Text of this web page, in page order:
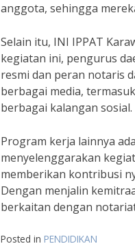
anggota, sehingga
Selain itu, INI IPPAT
kegiatan ini, pengurus
resmi dan peran notaris
berbagai media,
berbagai kalangan sosial.
Program kerja lainnya
menyelenggarakan
memberikan kontribusi
Dengan menjalin
berkaitan dengan
Posted in PENDIDIKAN